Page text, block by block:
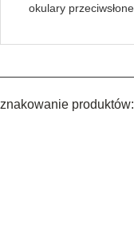
okulary
znakowanie produktów: